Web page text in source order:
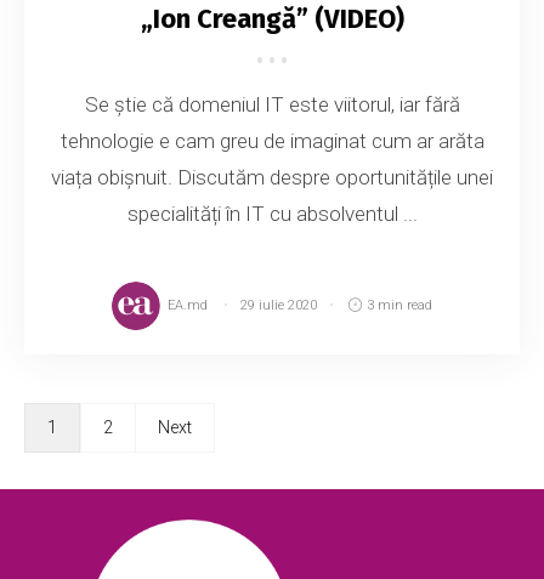
„Ion Creangă” (VIDEO)
Se știe că domeniul IT este viitorul, iar fără
tehnologie e cam greu de imaginat cum ar arăta
viața obișnuit. Discutăm despre oportunitățile unei
specialități în IT cu absolventul ...
EA.md 29 iulie 2020 3 min read
1 2 Next